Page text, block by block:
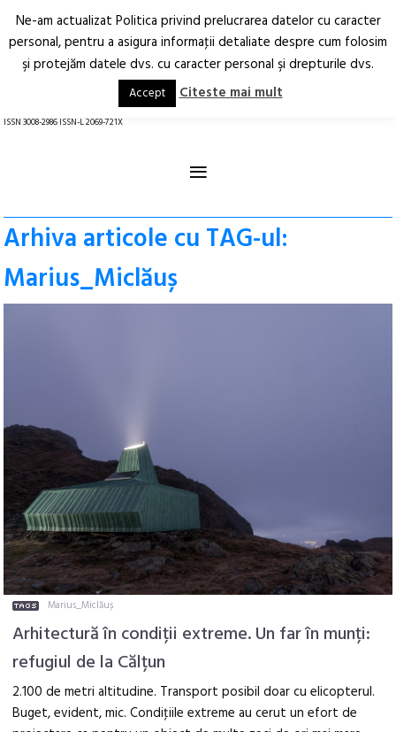
Arhitectură.
Oraș.
RO EN
ISSN 3008-2986 ISSN-L 2069-721X
≡
Arhiva articole cu TAG-ul:
Marius_Miclăuș
Marius_Miclăuș
Arhitectură în condiții extreme. Un far în munți:
refugiul de la Călțun
2.100 de metri altitudine. Transport posibil doar cu elicopterul.
Buget, evident, mic. Condiţiile extreme au cerut un efort de
Ne-am actualizat Politica privind prelucrarea datelor cu caracter
personal, pentru a asigura informaţii detaliate despre cum folosim
şi protejăm datele dvs. cu caracter personal şi drepturile dvs.
Accept Citeste mai mult